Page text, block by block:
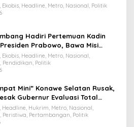
Ekobis, Headline, Metro, Nasional, Politik
Hadiri Pertemuan Kadin
Prabowo, Bawa Misi
Ekonomi Sultra
Ekobis, Headline, Metro, Nasional,
Pendidikan, Politik
Mini” Konawe Selatan Rusak,
Gubernur Evaluasi Total
Headline, Hukrim, Metro, Nasional,
Peristiwa, Pertambangan, Politik